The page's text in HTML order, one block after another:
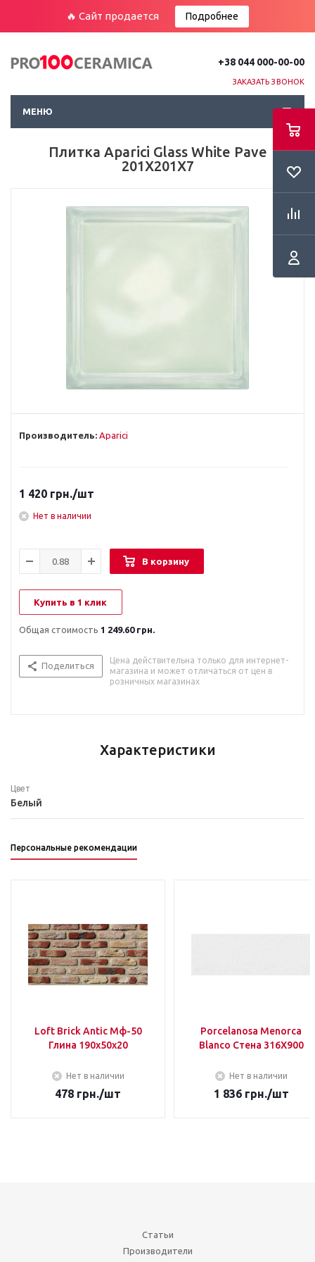
🔥 Сайт продается Подробнее
+38 044 000-00-00
ЗАКАЗАТЬ ЗВОНОК
МЕНЮ
Плитка Aparici Glass White Pave
201Х201Х7
Производитель: Aparici
1 420 грн./шт
Нет в наличии
В корзину
Купить в 1 клик
Общая стоимость 1 249.60 грн.
Поделиться
Цена действительна только для интернет-
магазина и может отличаться от цен в
розничных магазинах
Характеристики
Цвет
Белый
Персональные рекомендации
Loft Brick Antic Мф-50
Глина 190х50х20
Нет в наличии
478 грн./шт
Porcelanosa Menorca
Blanco Стена 316Х900
Нет в наличии
1 836грн./шт
Статьи
Производители